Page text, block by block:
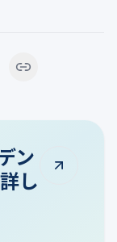
ン
し